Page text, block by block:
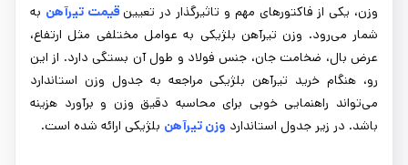
وزن، یکی از فاکتورهای مهم و تاثیرگذار در تعیین قیمت تیرآهن به
شمار می‌رود. وزن تیرآهن بلژیکی به عوامل مختلفی مثل ارتفاع،
عرض بال، ضخامت جان، جنس فولاد و طول آن بستگی دارد. از این
رو، هنگام خرید تیرآهن بلژیکی مراجعه به جدول وزن استاندارد
می‌تواند راهنمایی خوبی برای محاسبه دقیق وزن و برآورد هزینه
باشد. در زیر جدول استاندارد وزن تیرآهن بلژیکی ارائه شده است.